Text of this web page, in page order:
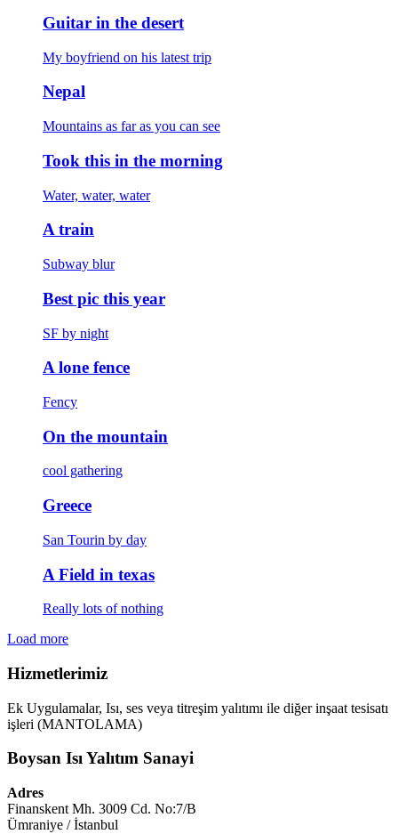
Guitar in the desert
My boyfriend on his latest trip
Nepal
Mountains as far as you can see
Took this in the morning
Water, water, water
A train
Subway blur
Best pic this year
SF by night
A lone fence
Fency
On the mountain
cool gathering
Greece
San Tourin by day
A Field in texas
Really lots of nothing
Load more
Hizmetlerimiz
Ek Uygulamalar, Isı, ses veya titreşim yalıtımı ile diğer inşaat tesisatı
işleri (MANTOLAMA)
Boysan Isı Yalıtım Sanayi
Adres
Finanskent Mh. 3009 Cd. No:7/B
Ümraniye / İstanbul